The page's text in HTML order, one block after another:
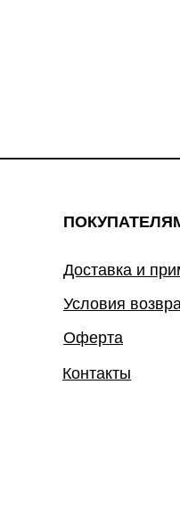
Доставка и
Условия
Оферта
Контакты